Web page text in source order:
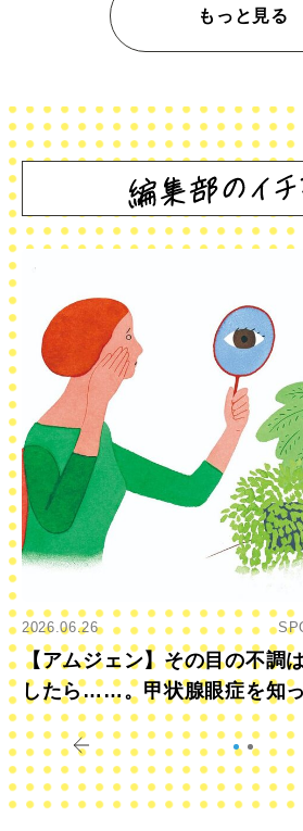
もっと見る
2026.06.26
【アムジェン】その目の不調
したら……。甲状腺眼症を知
すか？